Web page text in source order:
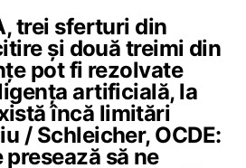
trei sferturi din
și două treimi din
pot fi rezolvate
artificială, la
încă limitări
/ Schleicher, OCDE:
să ne